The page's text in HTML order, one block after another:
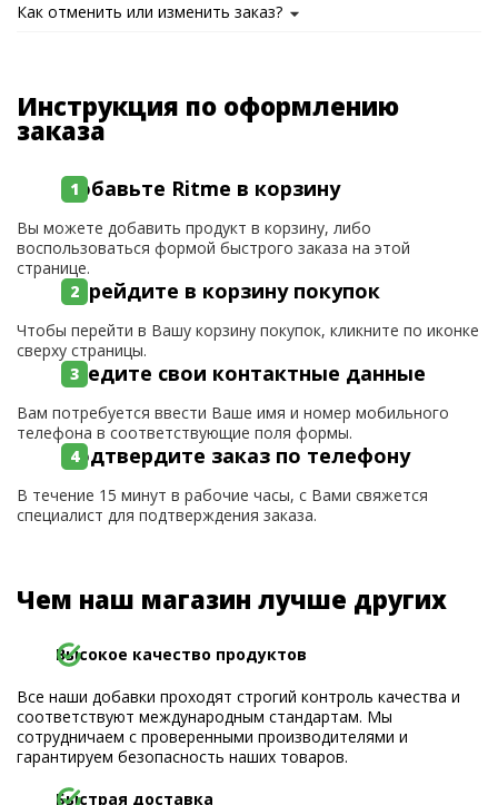
Как отменить или изменить заказ?
Инструкция по оформлению
заказа
Добавьте Ritme в корзину
Вы можете добавить продукт в корзину, либо
воспользоваться формой быстрого заказа на этой
странице.
Перейдите в корзину покупок
Чтобы перейти в Вашу корзину покупок, кликните по иконке
сверху страницы.
Введите свои контактные данные
Вам потребуется ввести Ваше имя и номер мобильного
телефона в соответствующие поля формы.
Подтвердите заказ по телефону
В течение 15 минут в рабочие часы, с Вами свяжется
специалист для подтверждения заказа.
Чем наш магазин лучше других
Высокое качество продуктов
Все наши добавки проходят строгий контроль качества и
соответствуют международным стандартам. Мы
сотрудничаем с проверенными производителями и
гарантируем безопасность наших товаров.
Быстрая доставка